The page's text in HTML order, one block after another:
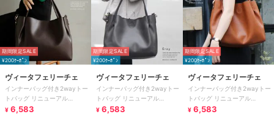
期間限定SALE
¥200ｸｰﾎﾟﾝ
ヴィータフェリーチェ
インナーバッグ付き2wayトー
トバッグ リニューアル
【aroco/アロコ】
¥ 6,583
期間限定SALE
¥200ｸｰﾎﾟﾝ
ヴィータフェリーチェ
インナーバッグ付き2wayトー
トバッグ リニューアル
【aroco/アロコ】
¥ 6,583
期間限定SALE
¥200ｸｰﾎﾟﾝ
ヴィータフェリーチェ
インナーバッグ付き2wayトー
トバッグ リニューアル
【aroco/アロコ】
¥ 6,583